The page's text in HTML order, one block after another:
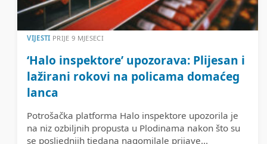
VIJESTI PRIJE 9 MJESECI
‘Halo inspektore’ upozorava: Plijesan i
lažirani rokovi na policama domaćeg
lanca
Potrošačka platforma Halo inspektore upozorila je
na niz ozbiljnih propusta u Plodinama nakon što su
se posljednjih tjedana nagomilale prijave...